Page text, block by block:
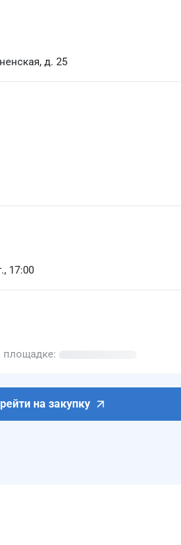
д. 25
17:00
площадке
на закупку